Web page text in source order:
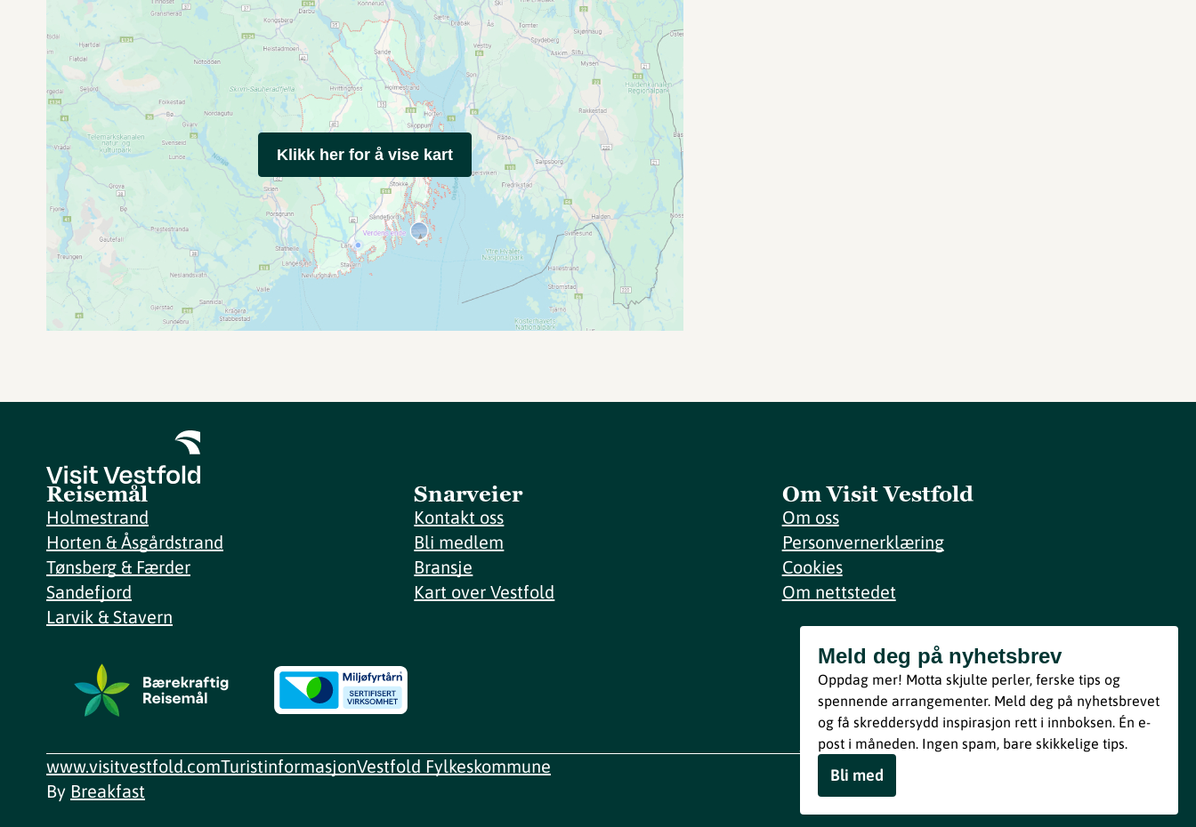
Klikk her for å vise kart
Reisemål
Holmestrand
Horten & Åsgårdstrand
Tønsberg & Færder
Sandefjord
Larvik & Stavern
Snarveier
Kontakt oss
Bli medlem
Bransje
Kart over Vestfold
Om Visit Vestfold
Om oss
Personvernerklæring
Cookies
Om nettstedet
Meld deg på nyhetsbrev
Bli med
Ved å melde deg inn godtar du våre vilkår i henhold til vår
personvernerklæring.
Meld deg på nyhetsbrev
Oppdag mer! Motta skjulte perler, ferske tips og
spennende arrangementer. Meld deg på nyhetsbrevet
og få skreddersydd inspirasjon rett i innboksen. Én e-
post i måneden. Ingen spam, bare skikkelige tips.
Bli med
www.visitvestfold.comTuristinformasjonVestfold Fylkeskommune
By Breakfast